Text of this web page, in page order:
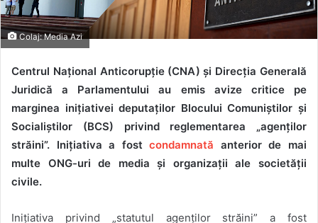
Colaj: Media Azi
Centrul Național Anticorupție (CNA) și Direcția Generală
Juridică a Parlamentului au emis avize critice pe
marginea inițiativei deputaților Blocului Comuniștilor și
Socialiștilor (BCS) privind reglementarea „agenților
străini”. Inițiativa a fostcondamnată anterior de mai
multe ONG-uri de media și organizații ale societății
civile.
Inițiativa privind „statutul agenților străini” a fost